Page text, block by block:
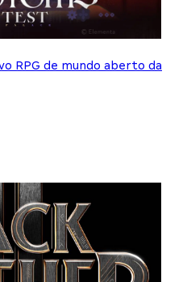
RPG de mundo aberto da